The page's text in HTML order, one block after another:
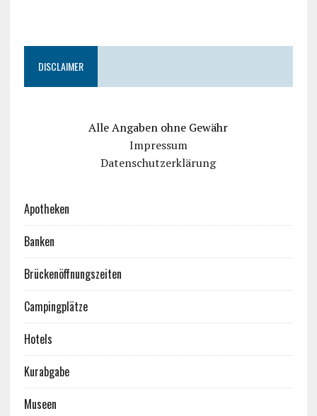
DISCLAIMER
Alle Angaben ohne Gewähr
Impressum
Datenschutzerklärung
Apotheken
Banken
Brückenöffnungszeiten
Campingplätze
Hotels
Kurabgabe
Museen